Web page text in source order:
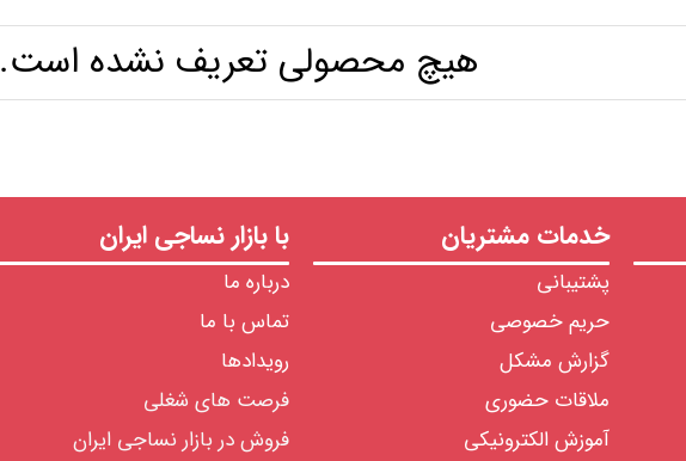
هیچ محصولی تعریف نشده است.
خدمات مشتریان
پشتیبانی
حریم خصوصی
گزارش مشکل
ملاقات حضوری
آموزش الکترونیکی
با بازار نساجی ایران
درباره ما
تماس با ما
رویدادها
فرصت های شغلی
فروش در بازار نساجی ایران